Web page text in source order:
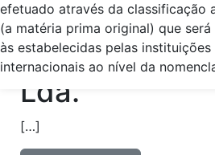
efetuado através da classificação
(a matéria prima original) que
às estabelecidas pelas instituições
internacionais ao nível da
Continuar a ler…
Silaco Natural
Lda.
[…]